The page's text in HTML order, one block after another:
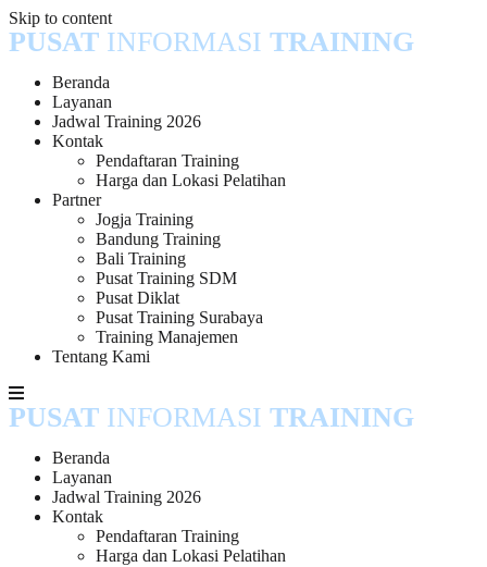
Skip to content
PUSAT INFORMASI TRAINING
Beranda
Layanan
Jadwal Training 2026
Kontak
Pendaftaran Training
Harga dan Lokasi Pelatihan
Partner
Jogja Training
Bandung Training
Bali Training
Pusat Training SDM
Pusat Diklat
Pusat Training Surabaya
Training Manajemen
Tentang Kami
PUSAT INFORMASI TRAINING
Beranda
Layanan
Jadwal Training 2026
Kontak
Pendaftaran Training
Harga dan Lokasi Pelatihan